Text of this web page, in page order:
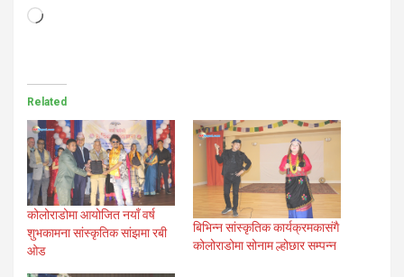
Loading…
Related
कोलोराडोमा आयोजित नयाँ वर्ष
शुभकामना सांस्कृतिक सांझमा रबी
ओड
बिभिन्न सांस्कृतिक कार्यक्रमकासंगै
कोलोराडोमा सोनाम ल्होछार सम्पन्न